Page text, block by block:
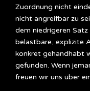
Zuordnung nicht
nicht angreifbar zu
dem niedrigeren
belastbare, explizite
konkret gehandhabt
gefunden. Wenn
freuen wir uns über